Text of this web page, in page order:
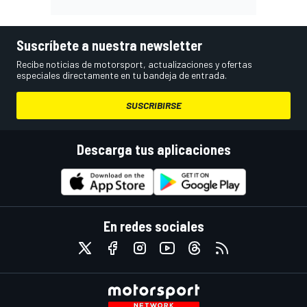
Suscríbete a nuestra newsletter
Recibe noticias de motorsport, actualizaciones y ofertas
especiales directamente en tu bandeja de entrada.
SUSCRIBIRSE
Descarga tus aplicaciones
En redes sociales